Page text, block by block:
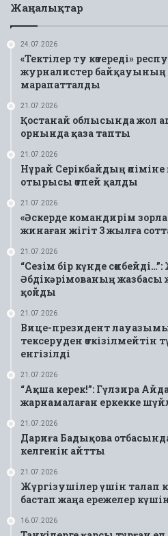
Жаңалықтар
24.07.2026
«Тектілер ту көтереді»
журналистер байқауының
марапатталды
21.07.2026
Қостанай облысында жол
орнында қаза тапты
21.07.2026
Нұрай Серікбайдың
отырысы өтпей қалды
21.07.2026
«Әскерде командирім
жинаған жігіт 3 жылға
21.07.2026
“Сезім бір күнде
Әбдікәрімованың
қойды
21.07.2026
Вице-президент
тексеруден өткізілмейтін
енгізілді
21.07.2026
“Ақша керек!”: Гүлзира
жарнамалаған еркекке
21.07.2026
Дариға Бадықова
келгенін айтты
21.07.2026
Жүргізушілер үшін талап
бастап жаңа ережелер
16.07.2026